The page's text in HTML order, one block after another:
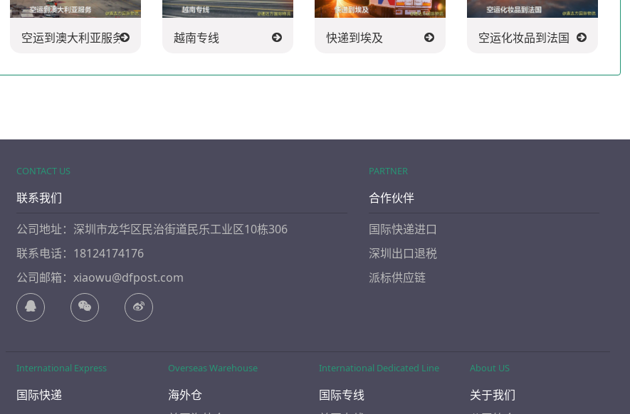
空运到澳大利亚服务 越南专线 快递到埃及 空运化妆品到法国
CONTACT US
联系我们
公司地址：深圳市龙华区民治街道民乐工业区10栋306
联系电话：18124174176
公司邮箱：xiaowu@dfpost.com
PARTNER
合作伙伴
国际快递进口
深圳出口退税
派标供应链
International Express
国际快递
Overseas Warehouse
海外仓
International Dedicated Line
国际专线
About US
关于我们